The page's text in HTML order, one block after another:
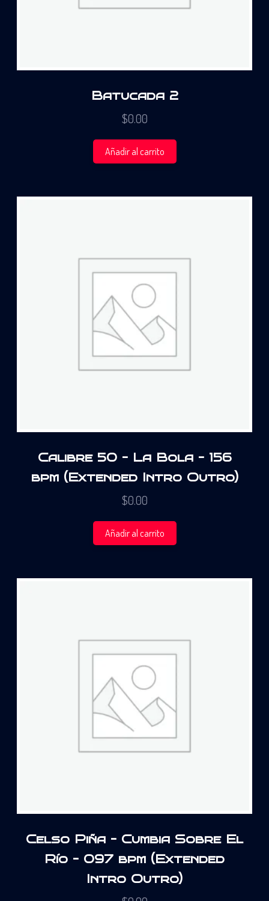
Batucada 2
$0.00
Añadir al carrito
Calibre 50 – La Bola – 156
bpm (Extended Intro Outro)
$0.00
Añadir al carrito
Celso Piña – Cumbia Sobre El
Río – 097 bpm (Extended
Intro Outro)